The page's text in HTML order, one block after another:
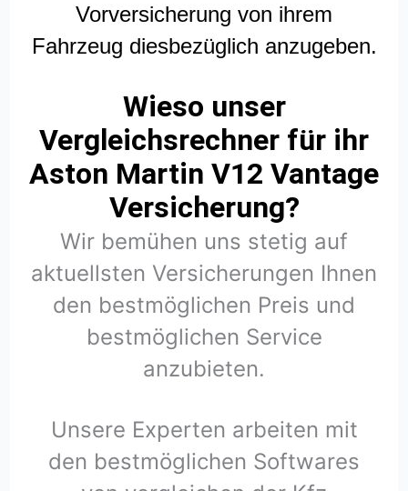
Vorversicherung von ihrem
Fahrzeug diesbezüglich anzugeben.
Wieso unser
Vergleichsrechner für ihr
Aston Martin V12 Vantage
Versicherung?
Wir bemühen uns stetig auf
aktuellsten Versicherungen Ihnen
den bestmöglichen Preis und
bestmöglichen Service
anzubieten.
Unsere Experten arbeiten mit
den bestmöglichen Softwares